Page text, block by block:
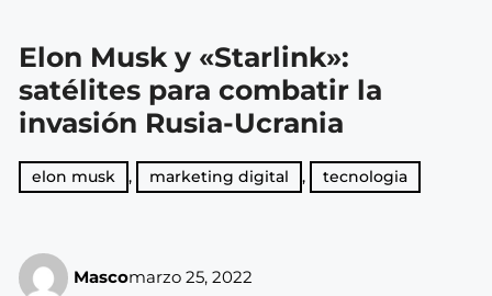
Elon Musk y «Starlink»:
satélites para combatir la
invasión Rusia-Ucrania
elon musk , marketing digital , tecnologia
Mascomarzo 25, 2022